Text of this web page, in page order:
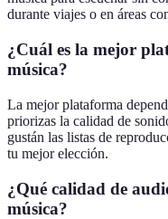
durante viajes o en áreas
¿Cuál es la mejor
música?
La mejor plataforma
priorizas la calidad de
gustán las listas de
tu mejor elección.
¿Qué calidad de
música?